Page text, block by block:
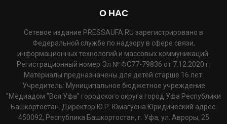
О НАС
Сетевое издание PRESSAUFA.RU зарегистрировано в
Федеральной службе по надзору в сфере связи,
информационных технологий и массовых коммуникаций.
Регистрационный номер Эл № ФС77-79836 от 7.12.2020 г.
Материалы предназначены для детей старше 16 лет.
Учредитель: Муниципальное бюджетное учреждение
"Медиадом "Вся Уфа" городского округа город Уфа Республики
Башкортостан. Директор Ю.Р. Юмагуена Юридический адрес:
450092, Республика Башкортостан, г. Уфа, ул. Авроры, 25